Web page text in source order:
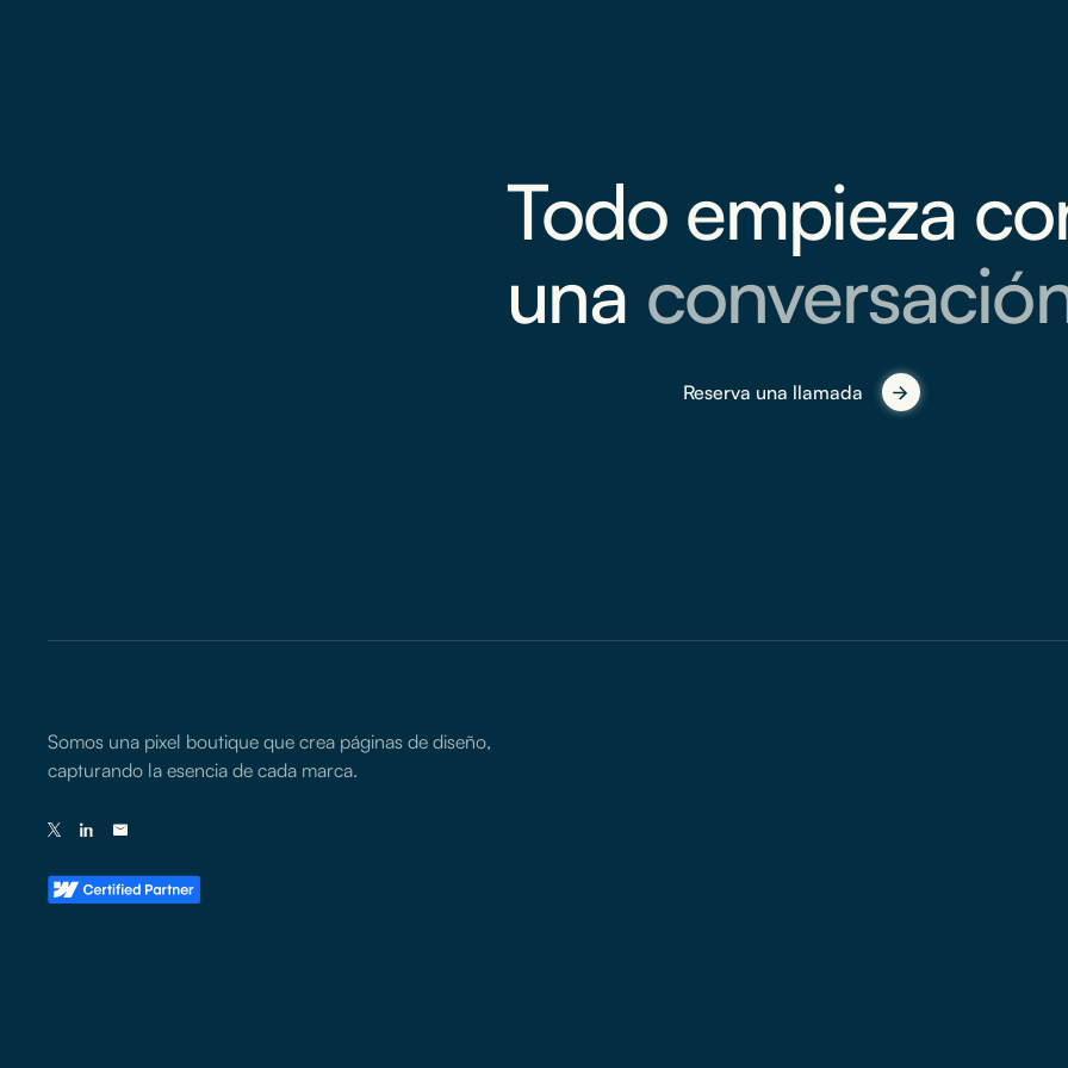
Todo empieza
una
Reserva una llamada
Somos una pixel boutique que crea páginas de diseño,
capturando la esencia de cada marca.